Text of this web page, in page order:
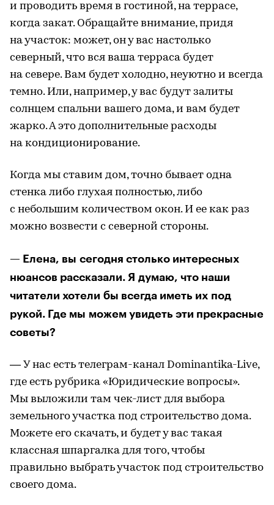
и проводить время в гостиной, на террасе,
когда закат. Обращайте внимание, придя
на участок: может, он у вас настолько
северный, что вся ваша терраса будет
на севере. Вам будет холодно, неуютно и всегда
темно. Или, например, у вас будут залиты
солнцем спальни вашего дома, и вам будет
жарко. А это дополнительные расходы
на кондиционирование.
Когда мы ставим дом, точно бывает одна
стенка либо глухая полностью, либо
с небольшим количеством окон. И ее как раз
можно возвести с северной стороны.
— Елена, вы сегодня столько интересных
нюансов рассказали. Я думаю, что наши
читатели хотели бы всегда иметь их под
рукой. Где мы можем увидеть эти прекрасные
советы?
— У нас есть телеграм-канал Dominantika-Live,
где есть рубрика «Юридические вопросы».
Мы выложили там чек-лист для выбора
земельного участка под строительство дома.
Можете его скачать, и будет у вас такая
классная шпаргалка для того, чтобы
правильно выбрать участок под строительство
своего дома.